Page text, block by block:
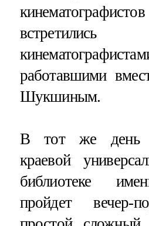
работавшими
Шукшиным.
В тот же день
краевой
библиотеке
пройдет вечер-